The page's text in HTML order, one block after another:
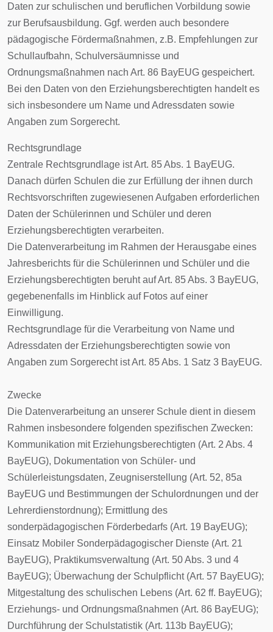
Daten zur schulischen und beruflichen Vorbildung sowie
zur Berufsausbildung. Ggf. werden auch besondere
pädagogische Fördermaßnahmen, z.B. Empfehlungen zur
Schullaufbahn, Schulversäumnisse und
Ordnungsmaßnahmen nach Art. 86 BayEUG gespeichert.
Bei den Daten von den Erziehungsberechtigten handelt es
sich insbesondere um Name und Adressdaten sowie
Angaben zum Sorgerecht.
Rechtsgrundlage
Zentrale Rechtsgrundlage ist Art. 85 Abs. 1 BayEUG.
Danach dürfen Schulen die zur Erfüllung der ihnen durch
Rechtsvorschriften zugewiesenen Aufgaben erforderlichen
Daten der Schülerinnen und Schüler und deren
Erziehungsberechtigten verarbeiten.
Die Datenverarbeitung im Rahmen der Herausgabe eines
Jahresberichts für die Schülerinnen und Schüler und die
Erziehungsberechtigten beruht auf Art. 85 Abs. 3 BayEUG,
gegebenenfalls im Hinblick auf Fotos auf einer
Einwilligung.
Rechtsgrundlage für die Verarbeitung von Name und
Adressdaten der Erziehungsberechtigten sowie von
Angaben zum Sorgerecht ist Art. 85 Abs. 1 Satz 3 BayEUG.
Zwecke
Die Datenverarbeitung an unserer Schule dient in diesem
Rahmen insbesondere folgenden spezifischen Zwecken:
Kommunikation mit Erziehungsberechtigten (Art. 2 Abs. 4
BayEUG), Dokumentation von Schüler- und
Schülerleistungsdaten, Zeugniserstellung (Art. 52, 85a
BayEUG und Bestimmungen der Schulordnungen und der
Lehrerdienstordnung); Ermittlung des
sonderpädagogischen Förderbedarfs (Art. 19 BayEUG);
Einsatz Mobiler Sonderpädagogischer Dienste (Art. 21
BayEUG), Praktikumsverwaltung (Art. 50 Abs. 3 und 4
BayEUG); Überwachung der Schulpflicht (Art. 57 BayEUG);
Mitgestaltung des schulischen Lebens (Art. 62 ff. BayEUG);
Erziehungs- und Ordnungsmaßnahmen (Art. 86 BayEUG);
Durchführung der Schulstatistik (Art. 113b BayEUG);